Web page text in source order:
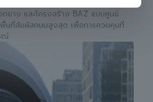
ยาง และโครงสร้าง BAZ แบบศูนย์
นที่สัมผัสถนนสูงสุด เพื่อการควบคุมที่
ณ์